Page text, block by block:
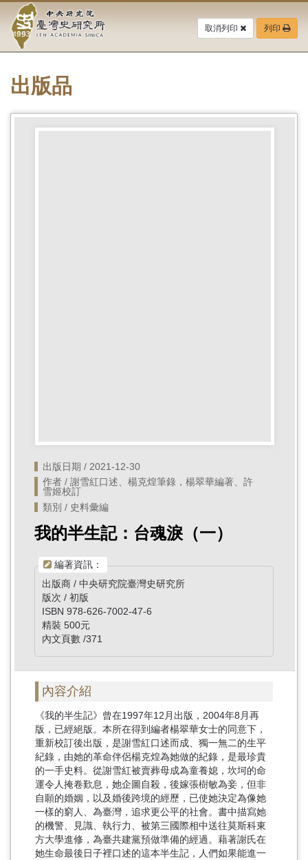
要
中
央
研
究
院-
取消列印 列印
出版品
出版日期 / 2021-12-30
作者 / 謝雪紅口述、楊克煌筆錄，楊翠華編著、許
雪姬校訂
類別 / 史料彙編
我的半生記：台魂淚（一）
編著資訊：
出版商 / 中央研究院臺灣史研究所
版次 / 初版
ISBN 978-626-7002-47-6
精裝 500元
內文頁數 /371
內容介紹
《我的半生記》曾在1997年12月出版，2004年8月再
版，已經絕版。本所在得到編者楊翠華女士的同意下，
重新校訂後出版，是謝雪紅口述而成、獨一無二的生平
紀錄，由她的革命伴侶楊克煌為她做的紀錄，是最珍貴
的一手史料。從謝雪紅被賣葬母成為童養媳，坎坷的命
運令人掩卷歎息，她企圖自殺，後嫁張樹敏為妾，但非
自願的婚姻，以及婚後跨境的經歷，已使她決定為像她
一樣的窮人、為臺灣，追求更公平的社會。書中描寫她
的機警、見識、執行力、被第三國際相中送往莫斯科東
方大學進修，為臺共建黨預做準備的經過。藉著謝氏在
她生命最後日子裡口述的這本半生記，人們如果能進一